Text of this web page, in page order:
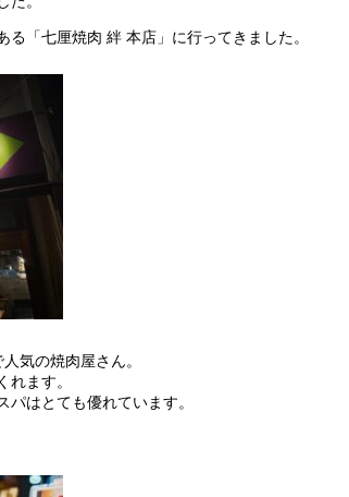
「七厘焼肉 絆 本店」に行ってきました。
気の焼肉屋さん。
れます。
はとても優れています。